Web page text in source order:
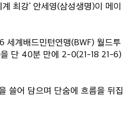
최강' 안세영(삼성생명)이 메이
세계배드민턴연맹(BWF) 월드투
단 40분 만에 2-0(21-18 21-6)
쓸어 담으며 단숨에 흐름을 뒤집